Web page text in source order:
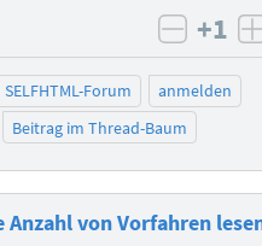
+1
SELFHTML-Forum
anmelden
Beitrag im Thread-Baum
Anzahl von Vorfahren